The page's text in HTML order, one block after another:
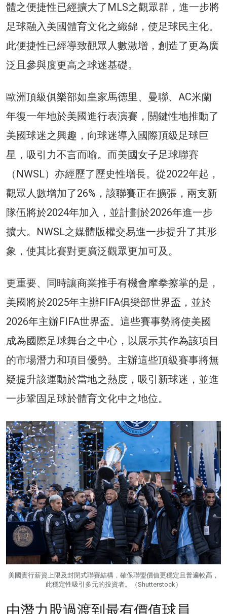
體之便捷性已經擴大了MLS之觀眾群，進一步將
足球融入美國體育文化之織錦，使足球民主化。
此便捷性已經導致觀眾人數激增，創造了更為廣
泛且參與度更高之球迷基礎。
歐洲頂級俱樂部如皇家馬德里、曼聯、AC米蘭
年復一年地於美國進行表演賽，關鍵性地推動了
美國球迷之興趣，向球迷導入國際頂級足球巨
星，吸引力不言而喻。而美國女子足球聯賽
（NWSL）亦經歷了歷史性增長。從2022年起，
觀眾人數增加了26%，該聯賽正在擴張，兩支新
隊伍將於2024年加入，並計劃於2026年進一步
擴大。NWSL之媒體版權交易進一步提升了其形
象，使其比賽對更廣泛觀眾更加可及。
更重要、同時讓商業推手有機會摩拳擦掌的是，
美國將於2025年主辦FIFA俱樂部世界盃，並於
2026年主辦FIFA世界盃。這些賽事勢將使美國
成為國際足球舞台之中心，以展示其作為該項目
的市場潛力和項目優勢。主辦這些頂級賽事將無
疑提升該運動於當地之熱度，吸引新球迷，並進
一步鞏固足球於體育文化中之地位。
美國實行薪資上限及封閉式聯賽結構，確保聯盟價值更穩定且普遍較高，
此穩定性吸引多元的投資者。（Shutterstock）
由潛力股過渡到最有價值球員